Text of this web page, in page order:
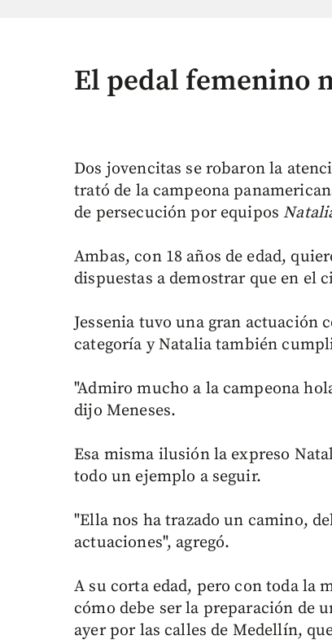
El pedal femenino
Dos jovencitas se robaron la
trató de la campeona
de persecución por equipos
Ambas, con 18 años de edad,
dispuestas a demostrar que en el
Jessenia tuvo una gran actuación
categoría y Natalia también
"Admiro mucho a la campeona
dijo Meneses.
Esa misma ilusión la expreso
todo un ejemplo a seguir.
"Ella nos ha trazado un camino,
actuaciones", agregó.
A su corta edad, pero con toda la
cómo debe ser la preparación de
ayer por las calles de Medellín,